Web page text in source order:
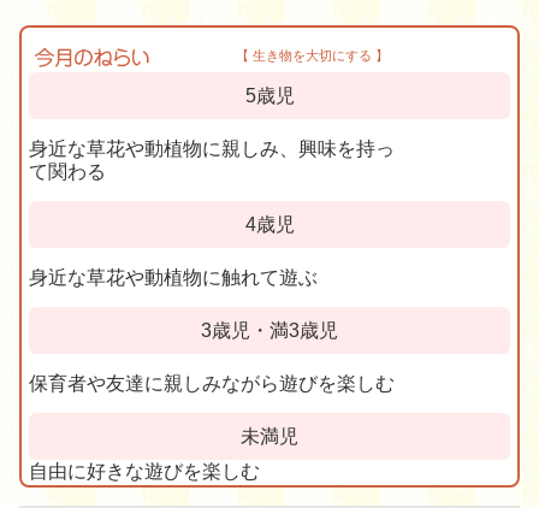
【 生き物を大切にする 】
5歳児
身近な草花や動植物に親しみ、興味を持っ
て関わる
4歳児
身近な草花や動植物に触れて遊ぶ
3歳児・満3歳児
保育者や友達に親しみながら遊びを楽しむ
未満児
自由に好きな遊びを楽しむ